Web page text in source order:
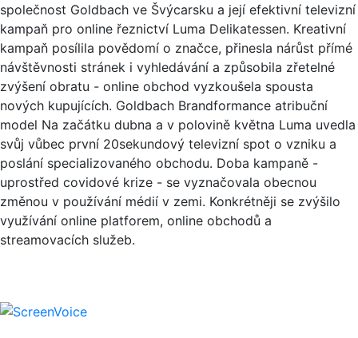
společnost Goldbach ve Švýcarsku a její efektivní televizní
kampaň pro online řeznictví Luma Delikatessen. Kreativní
kampaň posílila povědomí o značce, přinesla nárůst přímé
návštěvnosti stránek i vyhledávání a způsobila zřetelné
zvýšení obratu - online obchod vyzkoušela spousta
nových kupujících. Goldbach Brandformance atribuční
model Na začátku dubna a v polovině května Luma uvedla
svůj vůbec první 20sekundový televizní spot o vzniku a
poslání specializovaného obchodu. Doba kampaně -
uprostřed covidové krize - se vyznačovala obecnou
změnou v používání médií v zemi. Konkrétněji se zvýšilo
využívání online platforem, online obchodů a
streamovacích služeb.